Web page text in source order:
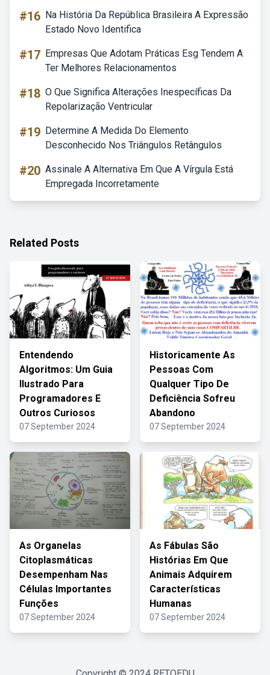
#16 Na História Da República Brasileira A Expressão
Estado Novo Identifica
#17 Empresas Que Adotam Práticas Esg Tendem A
Ter Melhores Relacionamentos
#18 O Que Significa Alterações Inespecíficas Da
Repolarização Ventricular
#19 Determine A Medida Do Elemento
Desconhecido Nos Triângulos Retângulos
#20 Assinale A Alternativa Em Que A Vírgula Está
Empregada Incorretamente
Related Posts
Entendendo
Algoritmos: Um Guia
Ilustrado Para
Programadores E
Outros Curiosos
07 September 2024
Historicamente As
Pessoas Com
Qualquer Tipo De
Deficiência Sofreu
Abandono
07 September 2024
As Organelas
Citoplasmáticas
Desempenham Nas
Células Importantes
Funções
07 September 2024
As Fábulas São
Histórias Em Que
Animais Adquirem
Características
Humanas
07 September 2024